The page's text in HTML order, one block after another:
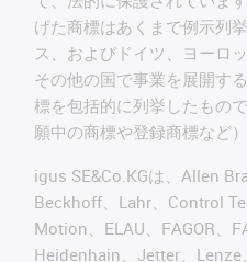
げた商標はあくまで例示列
ス、およびドイツ、ヨーロ
その他の国で事業を展開す
標を包括的に列挙したもの
願中の商標や登録商標など）
igus SE&Co.KGは、Allen
Beckhoff、Lahr、Control
Motion、ELAU、FAGOR、
Heidenhain、Jetter、Lenze